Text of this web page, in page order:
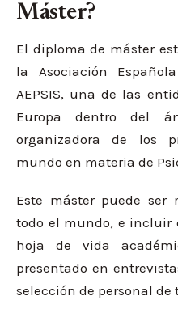
Máster?
El diploma de máster
la Asociación
AEPSIS, una de las
Europa dentro del
organizadora de los
mundo en materia de
Este máster puede ser
todo el mundo, e incluir
hoja de vida
presentado en
selección de personal de